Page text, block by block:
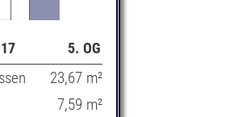
5. OG
23,67 m²
7,59 m²